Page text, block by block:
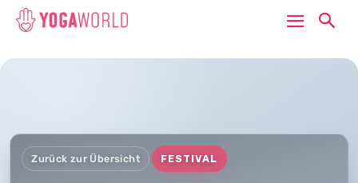
Zurück zur Übersicht FESTIVAL